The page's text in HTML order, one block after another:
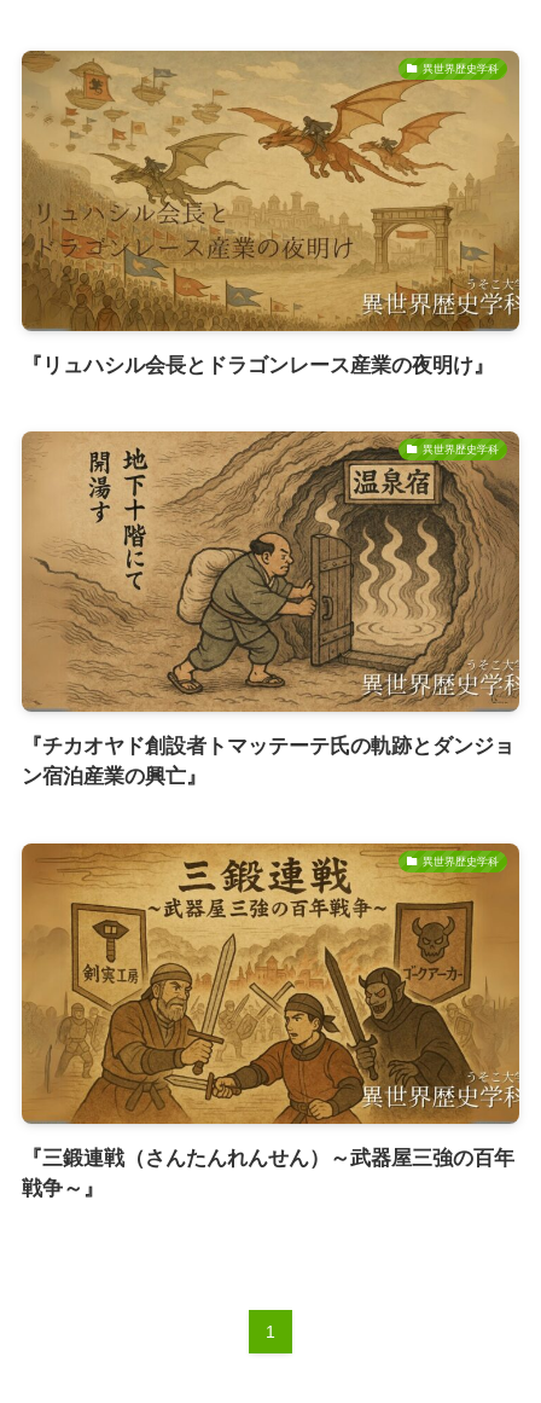
異世界歴史学科
『リュハシル会長とドラゴンレース産業の夜明け』
異世界歴史学科
『チカオヤド創設者トマッテーテ氏の軌跡とダンジョ
ン宿泊産業の興亡』
異世界歴史学科
『三鍛連戦（さんたんれんせん）～武器屋三強の百年
戦争～』
1